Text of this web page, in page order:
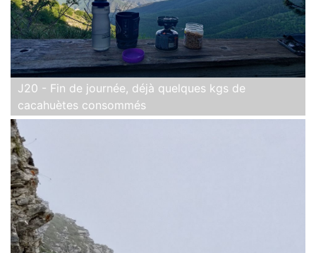
J20 - Fin de journée, déjà quelques kgs de
cacahuètes consommés